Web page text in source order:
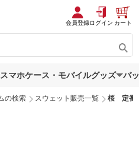
会員登録ログイン カート
スマホケース・モバイルグッズ バ
の検索 スウェット販売一覧 桜 定番